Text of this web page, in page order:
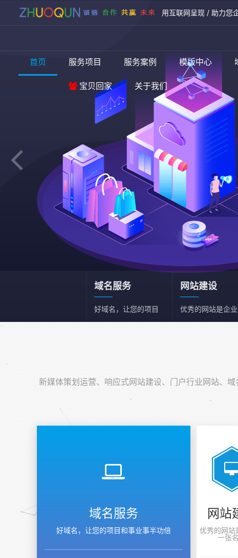
用互联网呈现 / 助力您
首页 服务项目 服务案例 模版中心
宝贝回家 关于我们
域名服务
好域名，让您的项目
和事业事半功倍
网站建设
优秀的网站是企
一张名片
新媒体策划运营
新媒体综合策划运营
新媒体策划运营、响应式网站建设、门户行业网站、
域名服务
好域名，让您的项目和事业事半功倍
网站
优秀的网站
一张